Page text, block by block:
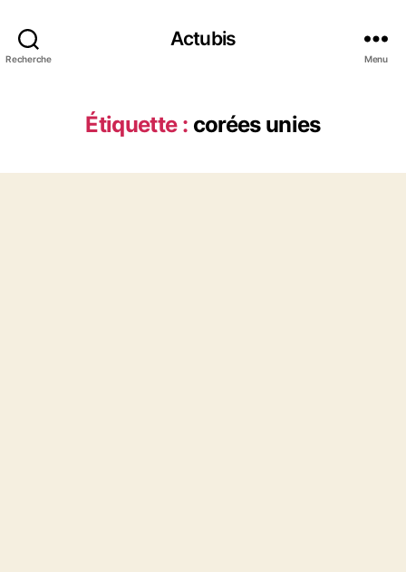
Recherche
Actubis
Menu
Étiquette : corées unies